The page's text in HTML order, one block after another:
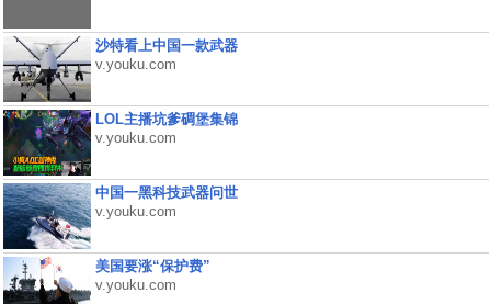
沙特看上中国一款武器
v.youku.com
LOL主播坑爹碉堡集锦
v.youku.com
中国一黑科技武器问世
v.youku.com
美国要涨“保护费”
v.youku.com